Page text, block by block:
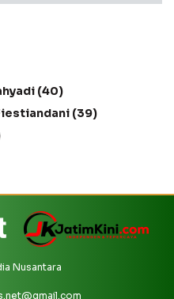
(40)
(39)
Nusantara